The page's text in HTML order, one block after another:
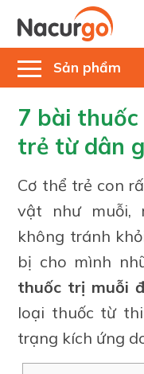
Sản phẩm
7 bài
trẻ từ dân
Cơ thể trẻ con
vật như muỗi,
không tránh
bị cho mình
thuốc trị muỗi
loại thuốc từ
trạng kích ứng